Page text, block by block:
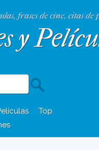
frases de cine, citas de
y
Top